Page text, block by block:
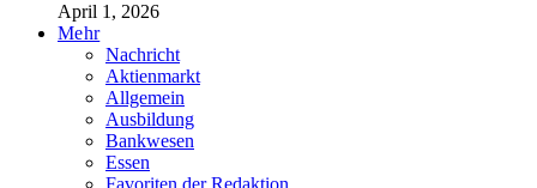
April 1, 2026
Mehr
Nachricht
Aktienmarkt
Allgemein
Ausbildung
Bankwesen
Essen